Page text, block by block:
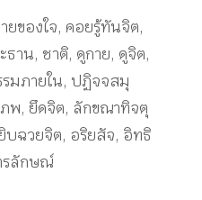
ยของใจ,คอยรู้ทันจิต,
ธาน, ชาติ, ดูกาย, ดูจิต,
รมภายใน, ปฏิจจสมุ
ภพ, ยึดจิต, ลักขณาทิจตุ
บฉวยจิต, อริยสัจ, อิทธิ
รลักษณ์